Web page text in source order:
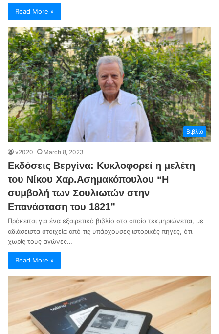
Read More »
Βιβλίο
v2020 March 8, 2023
Εκδόσεις Βεργίνα: Κυκλοφορεί η μελέτη
του Νίκου Χαρ.Ασημακόπουλου “Η
συμβολή των Σουλιωτών στην
Επανάσταση του 1821”
Πρόκειται για ένα εξαιρετικό βιβλίο στο οποίο τεκμηριώνεται, με
αδιάσειστα στοιχεία από τις υπάρχουσες ιστορικές πηγές, ότι
χωρίς τους αγώνες…
Read More »